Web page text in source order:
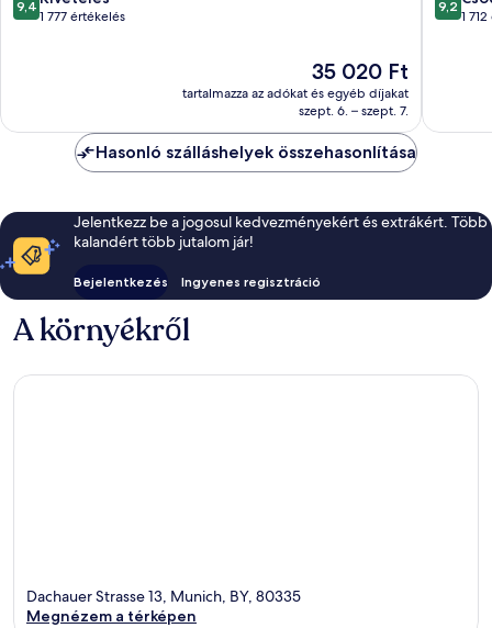
ennyiből:
9,4
1 777 értékelés
Az
ár
35 020 Ft
35 020 Ft
tartalmazza az adókat és egyéb díjakat
szept. 6. – szept. 7.
9,2
1
Hasonló szálláshelyek összehasonlítása
Jelentkezz be a jogosul kedvezményekért és extrákért. Több
kalandért több jutalom jár!
Bejelentkezés Ingyenes regisztráció
A környékről
Dachauer Strasse 13, Munich, BY, 80335
Megnézem a térképen